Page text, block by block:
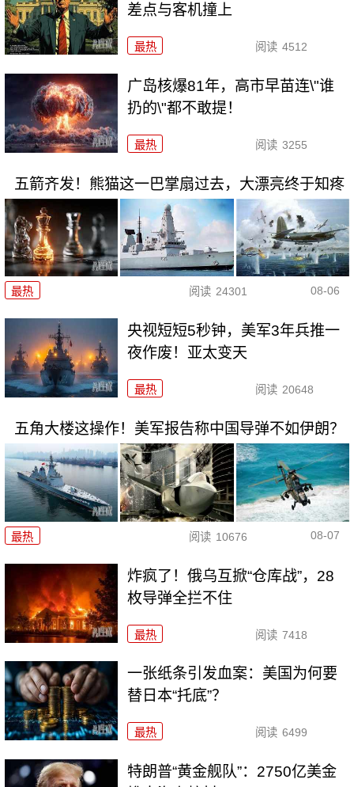
差点与客机撞上
最热 阅读 4512
广岛核爆81年，高市早苗连\"谁
扔的\"都不敢提！
最热 阅读 3255
五箭齐发！熊猫这一巴掌扇过去，大漂亮终于知疼
最热 阅读 24301 08-06
央视短短5秒钟，美军3年兵推一
夜作废！亚太变天
最热 阅读 20648
五角大楼这操作！美军报告称中国导弹不如伊朗？
最热 阅读 10676 08-07
炸疯了！俄乌互掀“仓库战”，28
枚导弹全拦不住
最热 阅读 7418
一张纸条引发血案：美国为何要
替日本“托底”？
最热 阅读 6499
特朗普“黄金舰队”：2750亿美金